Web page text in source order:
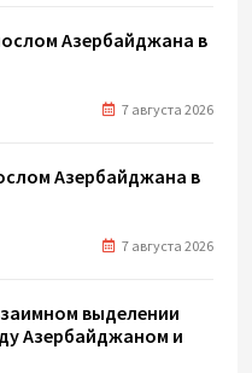
Азербайджана в
7 августа 2026
Азербайджана в
7 августа 2026
выделении
Азербайджаном и